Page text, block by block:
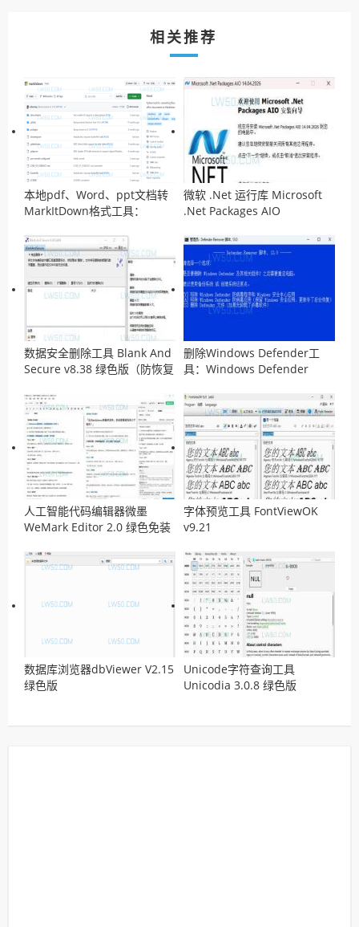
相关推荐
本地pdf、Word、ppt文档转
MarkItDown格式工具：
微软 .Net 运行库 Microsoft
.Net Packages AIO
数据安全删除工具 Blank And
Secure v8.38 绿色版（防恢复
删除Windows Defender工
具：Windows Defender
人工智能代码编辑器微墨
WeMark Editor 2.0 绿色免装
字体预览工具 FontViewOK
v9.21
数据库浏览器dbViewer V2.15
绿色版
Unicode字符查询工具
Unicodia 3.0.8 绿色版